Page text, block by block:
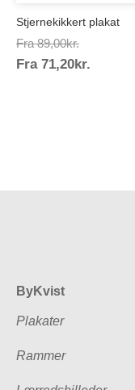
Stjernekikkert plakat
Fra 89,00kr.Prisinterval:
89,00kr.
Fra 71,20kr.
ByKvist
Plakater
Rammer